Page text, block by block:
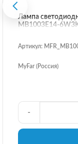
Лампа
MB1003E14-
Артикул:
MyFar (Россия)
-